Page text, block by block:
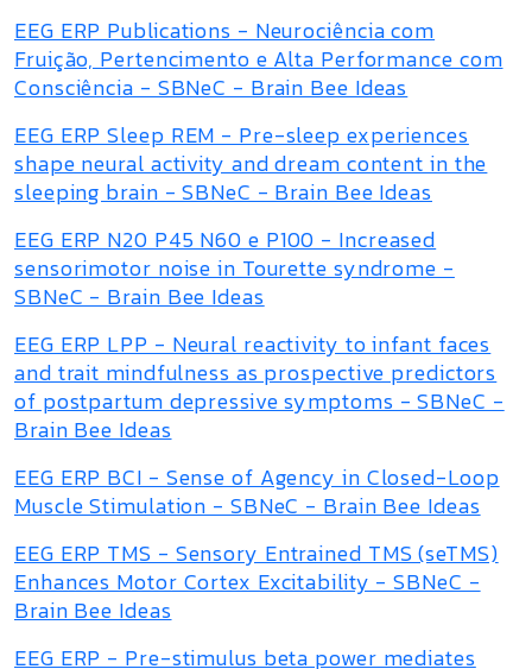
EEG ERP Publications - Neurociência com
Fruição, Pertencimento e Alta Performance com
Consciência - SBNeC - Brain Bee Ideas
EEG ERP Sleep REM - Pre-sleep experiences
shape neural activity and dream content in the
sleeping brain - SBNeC - Brain Bee Ideas
EEG ERP N20 P45 N60 e P100 - Increased
sensorimotor noise in Tourette syndrome -
SBNeC - Brain Bee Ideas
EEG ERP LPP - Neural reactivity to infant faces
and trait mindfulness as prospective predictors
of postpartum depressive symptoms - SBNeC -
Brain Bee Ideas
EEG ERP BCI - Sense of Agency in Closed-Loop
Muscle Stimulation - SBNeC - Brain Bee Ideas
EEG ERP TMS - Sensory Entrained TMS (seTMS)
Enhances Motor Cortex Excitability - SBNeC -
Brain Bee Ideas
EEG ERP - Pre-stimulus beta power mediates